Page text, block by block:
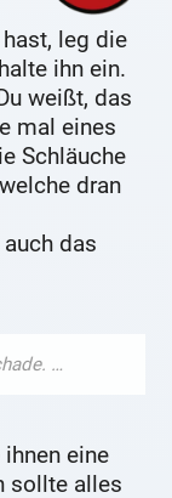
leg die
ihn ein.
weißt, das
mal eines
Schläuche
dran
das
eine
sollte alles